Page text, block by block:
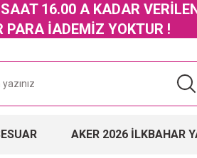
16.00 A KADAR
PARA İADEMİZ YOKTUR !
AKER 2026 İLKBAHAR